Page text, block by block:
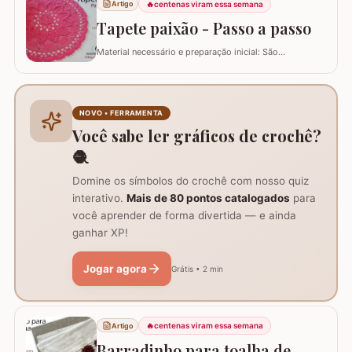
acabamento remete imediatamente ao formato de
natal :)…
Artigo 🔥centenas viram essa semana
Tapete paixão - Passo a passo
Material necessário e preparação inicial: São
do trabalho e formação do centro do tapete: Comece
com um anel mágico ou uma argola de 10…
NOVO • FERRAMENTA
Você sabe ler gráficos de crochê?
🧶
Domine os símbolos do crochê com nosso quiz
interativo. Mais de 80 pontos catalogados para
você aprender de forma divertida — e ainda
ganhar XP!
Jogar agora Grátis • 2 min
Artigo 🔥centenas viram essa semana